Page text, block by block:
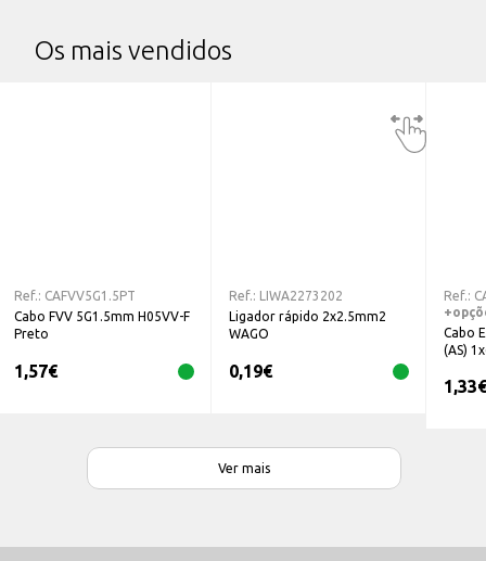
Os mais vendidos
Ref.: CAFVV5G1.5PT
Cabo FVV 5G1.5mm H05VV-F
Preto
1,57€
Ref.:
LIWA2273202
Ligador rápido 2x2.5mm2
WAGO
0,19€
Ref.:
Cabo
(AS)
1,33€
Ver mais